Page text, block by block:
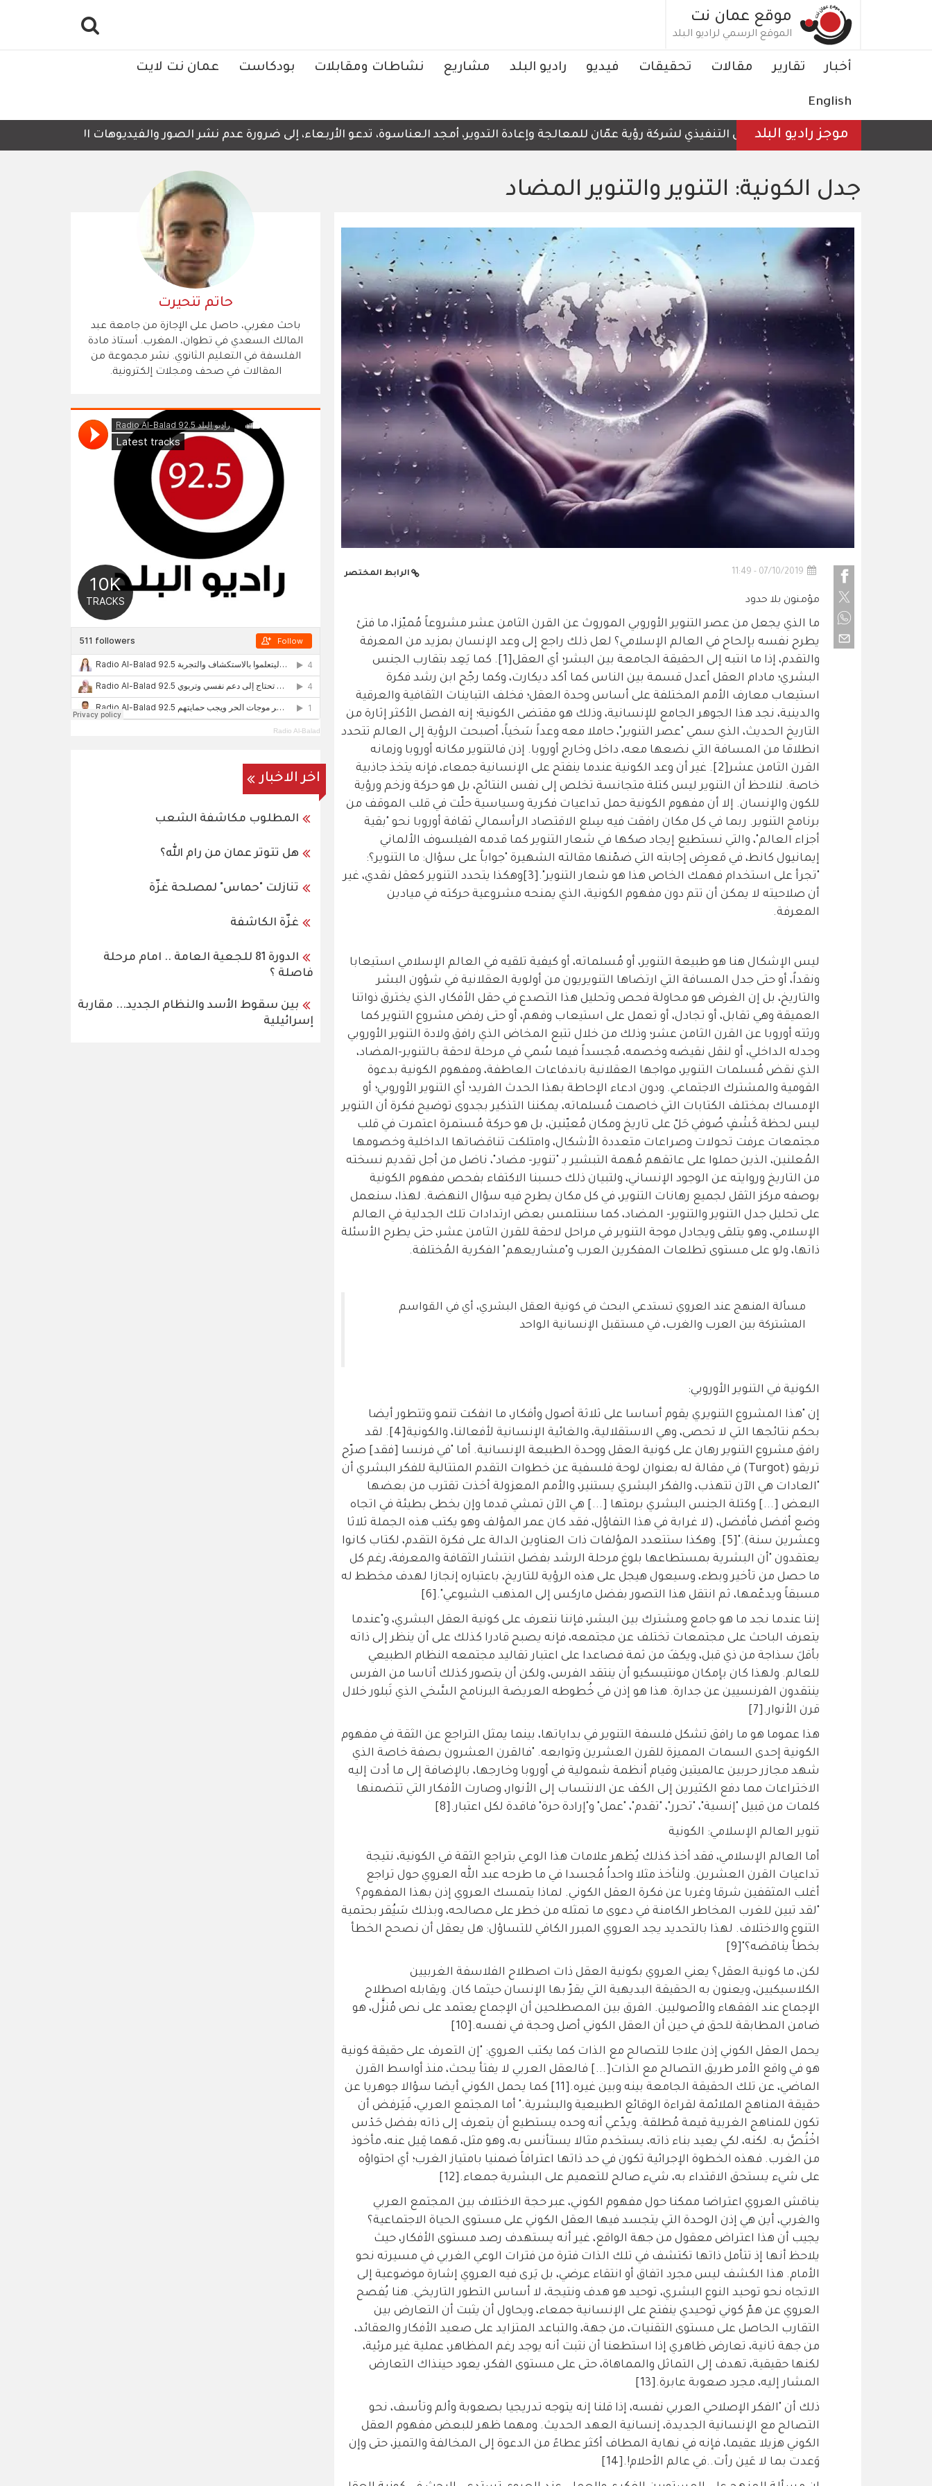
موقع عمان نت
الموقع الرسمي لراديو البلد
Main
أخبار تقارير مقالات تحقيقات فيديو راديو البلد مشاريع نشاطات ومقابلات بودكاست عمان نت لايت
English
موجز راديو البلد
الرئيس التنفيذي لشركة رؤية عمّان للمعالجة وإعادة التدوير، أمجد العناسوة، تدعو الأربعاء، إلى ضرورة عدم نشر الصور والفيديوهات التي لا تحتوي على أي
جدل الكونية: التنوير والتنوير المضاد
07/10/2019 - 11:49 الرابط المختصر
مؤمنون بلا حدود
ما الذي يجعل من عصر التنوير الأوروبي الموروث عن القرن الثامن عشر مشروعاً مُميّزا، ما فتئ
يطرح نفسه بإلحاح في العالم الإسلامي؟ لعل ذلك راجع إلى وعد الإنسان بمزيد من المعرفة
والتقدم، إذا ما انتبه إلى الحقيقة الجامعة بين البشر؛ أي العقل[1]. كما يَعِد بتقارب الجنس
البشري؛ مادام العقل أعدل قسمة بين الناس كما أكد ديكارت، وكما رجّح ابن رشد فكرة
استيعاب معارف الأمم المختلفة على أساس وحدة العقل؛ فخلف التباينات الثقافية والعرقية
والدينية، نجد هذا الجوهر الجامع للإنسانية، وذلك هو مقتضى الكونية؛ إنه الفصل الأكثر إثارة من
التاريخ الحديث، الذي سمي "عصر التنوير"، حاملا معه وعداً سَخياً، أصبحت الرؤية إلى العالم تتحدد
انطلاقا من المسافة التي نضعها معه، داخل وخارج أوروبا. إذن فالتنوير مكانه أوروبا وزمانه
القرن الثامن عشر[2]. غير أن وعد الكونية عندما ينفتح على الإنسانية جمعاء، فإنه يتخذ جاذبية
خاصة. لنلاحظ أن التنوير ليس كتلة متجانسة تخلص إلى نفس النتائج، بل هو حركة وزخم ورؤية
للكون والإنسان. إلا أن مفهوم الكونية حمل تداعيات فكرية وسياسية حلّت في قلب الموقف من
برنامج التنوير. ربما في كل مكان رافقت فيه سِلع الاقتصاد الرأسمالي ثقافة أوروبا نحو "بقية
أجزاء العالم"، والتي نستطيع إيجاد صكها في شعار التنوير كما قدمه الفيلسوف الألماني
إيمانيول كانط، في مَعرِض إجابته التي ضمّنها مقالته الشهيرة "جواباً على سؤال: ما التنوير؟:
"تجرأ على استخدام فهمك الخاص هذا هو شعار التنوير".[3]وهكذا يتحدد التنوير كعقل نقدي، غير
أن صلاحيته لا يمكن أن تتم دون مفهوم الكونية، الذي يمنحه مشروعية حركته في ميادين
المعرفة.
ليس الإشكال هنا هو طبيعة التنوير، أو مُسلماته، أو كيفية تلقيه في العالم الإسلامي استيعابا
ونقداً، أو حتى جدل المسافة التي ارتضاها التنويريون من أولوية العقلانية في شؤون البشر
والتاريخ، بل إن الغرض هو محاولة فحص وتحليل هذا التصدع في حقل الأفكار، الذي يخترق ذواتنا
العميقة وهي تقابل، أو تجادل، أو تعمل على استيعاب وفهم، أو حتى رفض مشروع التنوير كما
ورثته أوروبا عن القرن الثامن عشر؛ وذلك من خلال تتبع المخاض الذي رافق ولادة التنوير الأوروبي
وجدله الداخلي، أو لنقل نقيضه وخصمه، مُجسداً فيما سُمي في مرحلة لاحقة بـالتنوير-المضاد،
الذي نقض مُسلمات التنوير، مواجها العقلانية باندفاعات العاطفة، ومفهوم الكونية بدعوة
القومية والمشترك الاجتماعي. ودون ادعاء الإحاطة بهذا الحدث الفريد؛ أي التنوير الأوروبي؛ أو
الإمساك بمختلف الكتابات التي خاصمت مُسلماته، يمكننا التذكير بجدوى توضيح فكرة أن التنوير
ليس لحظة كَشْفٍ صُوفي حَلّ على تاريخ ومكان مُعيّنين، بل هو حركة مُستمرة اعتمرت في قلب
مجتمعات عرفت تحولات وصراعات متعددة الأشكال، وامتلكت تناقضاتها الداخلية وخصومها
المُعلنين، الذين حملوا على عاتقهم مُهمة التبشير بـ "تنوير- مضاد"، ناضل من أجل تقديم نسخته
من التاريخ وروايته عن الوجود الإنساني، ولتبيان ذلك حسبنا الاكتفاء بفحص مفهوم الكونية
بوصفه مركز الثقل لجميع رهانات التنوير، في كل مكان يطرح فيه سؤال النهضة. لهذا، سنعمل
على تحليل جدل التنوير والتنوير- المضاد، كما سنتلمس بعض ارتدادات تلك الجدلية في العالم
الإسلامي، وهو يتلقى ويجادل موجة التنوير في مراحل لاحقة للقرن الثامن عشر، حتى يطرح الأسئلة
ذاتها، ولو على مستوى تطلعات المفكرين العرب و"مشاريعهم" الفكرية المُختلفة.
مسألة المنهج عند العروي تستدعي البحث في كونية العقل البشري، أي في القواسم
المشتركة بين العرب والغرب، في مستقبل الإنسانية الواحد
الكونية في التنوير الأوروبي:
إن "هذا المشروع التنويري يقوم أساسا على ثلاثة أصول وأفكار، ما انفكت تنمو وتتطور أيضا
بحكم نتائجها التي لا تحصى، وهي الاستقلالية، والغائية الإنسانية لأفعالنا، والكونية[4]. لقد
رافق مشروع التنوير رهان على كونية العقل ووحدة الطبيعة الإنسانية. أما "في فرنسا [فقد] صرّح
تريقو (Turgot) في مقالة له بعنوان لوحة فلسفية عن خطوات التقدم المتتالية للفكر البشري أن
"العادات هي الآن تتهذب، والفكر البشري يستنير، والأمم المعزولة أخذت تقترب من بعضها
البعض [...] وكتلة الجنس البشري برمتها [...] هي الآن تمشي قدما وإن بخطى بطيئة في اتجاه
وضع أفضل فأفضل، (لا غرابة في هذا التفاؤل، فقد كان عمر المؤلف وهو يكتب هذه الجملة ثلاثا
وعشرين سنة)."[5]. وهكذا ستتعدد المؤلفات ذات العناوين الدالة على فكرة التقدم، لكتاب كانوا
يعتقدون "أن البشرية بمستطاعها بلوغ مرحلة الرشد بفضل انتشار الثقافة والمعرفة، رغم كل
ما حصل من تأخير وبطء، وسيعول هيجل على هذه الرؤية للتاريخ، باعتباره إنجازا لهدف مخطط له
مسبقاً ويدعّمها، ثم انتقل هذا التصور بفضل ماركس إلى المذهب الشيوعي".[6]
إننا عندما نجد ما هو جامع ومشترك بين البشر، فإننا نتعرف على كونية العقل البشري، و"عندما
يتعرف الباحث على مجتمعات تختلف عن مجتمعه، فإنه يصبح قادرا كذلك على أن ينظر إلى ذاته
بأقلَ سذاجة من ذي قبل، ويكفَ من ثمة فصاعدا على اعتبار تقاليد مجتمعه النظام الطبيعي
للعالم. ولهذا كان بإمكان مونتيسكيو أن ينتقد الفرس، ولكن أن يتصور كذلك أناسا من الفرس
ينتقدون الفرنسيين عن جدارة. هذا هو إذن في خُطوطه العريضة البرنامج السَّخي الذي تَبلور خلال
قرن الأنوار.[7]
هذا عموما هو ما رافق تشكل فلسفة التنوير في بداياتها، بينما يمثل التراجع عن الثقة في مفهوم
الكونية إحدى السمات المميزة للقرن العشرين وتوابعه. "فالقرن العشرون بصفة خاصة الذي
شهد مجازر حربين عالميتين وقيام أنظمة شمولية في أوروبا وخارجها، بالإضافة إلى ما أدت إليه
الاختراعات مما دفع الكثيرين إلى الكف عن الانتساب إلى الأنوار، وصارت الأفكار التي تتضمنها
كلمات من قبيل "إنسية"، "تحرر"، "تقدم"، "عمل" و"إرادة حرة" فاقدة لكل اعتبار.[8]
تنوير العالم الإسلامي: الكونية
أما العالم الإسلامي، فقد أخذ كذلك يُظهر علامات هذا الوعي بتراجع الثقة في الكونية، نتيجة
تداعيات القرن العشرين. ولنأخذ مثلا واحداُ مُجسدا في ما طرحه عبد الله العروي حول تراجع
أغلب المثقفين شرقا وغربا عن فكرة العقل الكوني. لماذا يتمسك العروي إذن بهذا المفهوم؟
"لقد تبين للغرب المخاطر الكامنة في دعوى ما تمثله من خطر على مصالحه، وبذلك سَيُقر بحتمية
التنوع والاختلاف. لهذا بالتحديد يجد العروي المبرر الكافي للتساؤل: هل يعقل أن نصحح الخطأ
بخطأ يناقضه؟"[9]
لكن، ما كونية العقل؟ يعني العروي بكونية العقل ذات اصطلاح الفلاسفة الغربيين
الكلاسيكيين، ويعنون به الحقيقة البديهية التي يقرّ بها الإنسان حيثما كان. ويقابله اصطلاح
الإجماع عند الفقهاء والأصوليين. الفرق بين المصطلحين أن الإجماع يعتمد على نص مُنزَّل، هو
ضامن المطابقة للحق في حين أن العقل الكوني أصل وحجة في نفسه.[10]
يحمل العقل الكوني إذن علاجا للتصالح مع الذات كما يكتب العروي: "إن التعرف على حقيقة كونية
هو في واقع الأمر طريق التصالح مع الذات[...] فالعقل العربي لا يفتأ يبحث، منذ أواسط القرن
الماضي، عن تلك الحقيقة الجامعة بينه وبين غيره.[11] كما يحمل الكوني أيضا سؤالا جوهريا عن
حقيقة المناهج الملائمة لقراءة الوقائع الطبيعية والبشرية." أما المجتمع العربي، فَيَرفض أن
تكون للمناهج الغربية قيمة مُطلقة. ويدّعي أنه وحده يستطيع أن يتعرف إلى ذاته بفضل حَدْس
اخْتُصَّ به. لكنه، لكي يعيد بناء ذاته، يستخدم مثالا يستأنس به، وهو مثل، مَهما قِيل عنه، مأخوذ
من الغرب. فهذه الخطوة الإجرائية تكون في حد ذاتها اعترافاً ضمنيا بامتياز الغرب؛ أي احتواؤه
على شيء يستحق الاقتداء به، شيء صالح للتعميم على البشرية جمعاء.[12]
يناقش العروي اعتراضا ممكنا حول مفهوم الكوني، عبر حجة الاختلاف بين المجتمع العربي
والغربي، أين هي إذن الوحدة التي يتجسد فيها العقل الكوني على مستوى الحياة الاجتماعية؟
يجيب أن هذا اعتراض معقول من جهة الواقع، غير أنه يستهدف رصد مستوى الأفكار، حيث
يلاحظ أنها إذ تتأمل ذاتها تكتشف في تلك الذات فترة من فترات الوعي الغربي في مسيرته نحو
الأمام. هذا الكشف ليس مجرد اتفاق أو انتقاء عرضي، بل يَرى فيه العروي إشارة موضوعية إلى
الاتجاه نحو توحيد النوع البشري، توحيد هو هدف ونتيجة، لا أساس التطور التاريخي. هنا يُفصح
العروي عن همّ كوني توحيدي ينفتح على الإنسانية جمعاء، ويحاول أن يثبت أن التعارض بين
التقارب الحاصل على مستوى التقنيات، من جهة، والتباعد المتزايد على صعيد الأفكار والعقائد،
من جهة ثانية، تعارض ظاهري إذا استطعنا أن نثبت أنه يوجد رغم المظاهر، عملية غير مرئية،
لكنها حقيقية، تهدف إلى التماثل والمماهاة، حتى على مستوى الفكر، يعود حينذاك التعارض
المشار إليه، مجرد صعوبة عابرة.[13]
ذلك أن "الفكر الإصلاحي العربي نفسه، إذا قلنا إنه يتوجه تدريجيا بصعوبة وألم وتأسف، نحو
التصالح مع الإنسانية الجديدة، إنسانية العهد الحديث. ومهما ظهر للبعض مفهوم العقل
الكوني هزيلا عقيما، فإنه في نهاية المطاف أكثر عطاءً من الدعوة إلى المخالفة والتميز، حتى وإن
وَعدت بما لا عَين رأت..في عالم الأحلام!.[14]
حاتم تنحيرت
باحث مغربي، حاصل على الإجازة من جامعة عبد
المالك السعدي في تطوان، المغرب. أستاذ مادة
الفلسفة في التعليم الثانوي. نشر مجموعة من
المقالات في صحف ومجلات إلكترونية.
Radio Al-Balad
اخر الاخبار
المطلوب مكاشفة الشعب
هل تتوتر عمان من رام الله؟
تنازلت "حماس" لمصلحة غزّة
غزّة الكاشفة
الدورة 81 للجعية العامة .. امام مرحلة
فاصلة ؟
بين سقوط الأسد والنظام الجديد... مقاربة
إسرائيلية